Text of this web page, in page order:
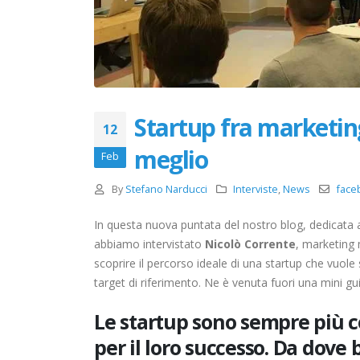
12
Feb
Startup fra
meglio
By Stefano Narducci Interviste,News
In questa nuova puntata del nostro blog,
abbiamo intervistato Nicolò Corrente, marketing
scoprire il percorso ideale di una startup che
target di riferimento. Ne è venuta fuori una mini
Le startup sono sempre più
per il loro successo. Da